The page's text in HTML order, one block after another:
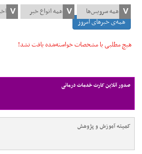
همه‌ی خبرهای امروز
هیچ مطلبی با مشخصات خواسته‌شده یافت نشد!
صدور آنلاین کارت خدمات درمانی
کمیته آموزش و پژوهش